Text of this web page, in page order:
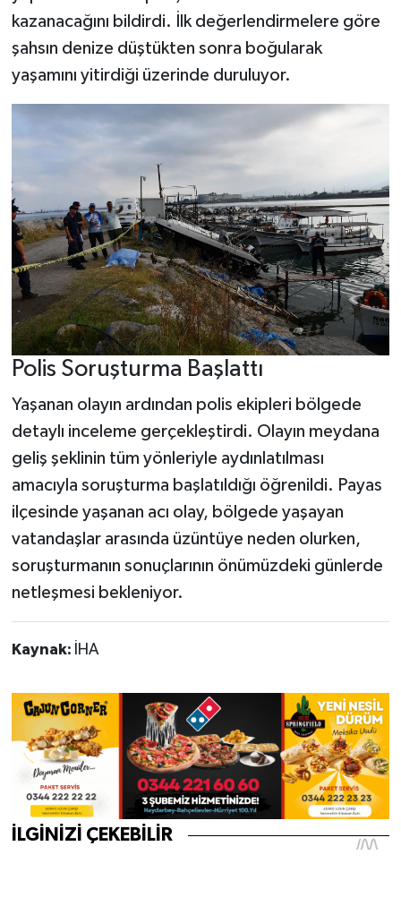
kazanacağını bildirdi. İlk değerlendirmelere göre
şahsın denize düştükten sonra boğularak
yaşamını yitirdiği üzerinde duruluyor.
Polis Soruşturma Başlattı
Yaşanan olayın ardından polis ekipleri bölgede
detaylı inceleme gerçekleştirdi. Olayın meydana
geliş şeklinin tüm yönleriyle aydınlatılması
amacıyla soruşturma başlatıldığı öğrenildi. Payas
ilçesinde yaşanan acı olay, bölgede yaşayan
vatandaşlar arasında üzüntüye neden olurken,
soruşturmanın sonuçlarının önümüzdeki günlerde
netleşmesi bekleniyor.
Kaynak: İHA